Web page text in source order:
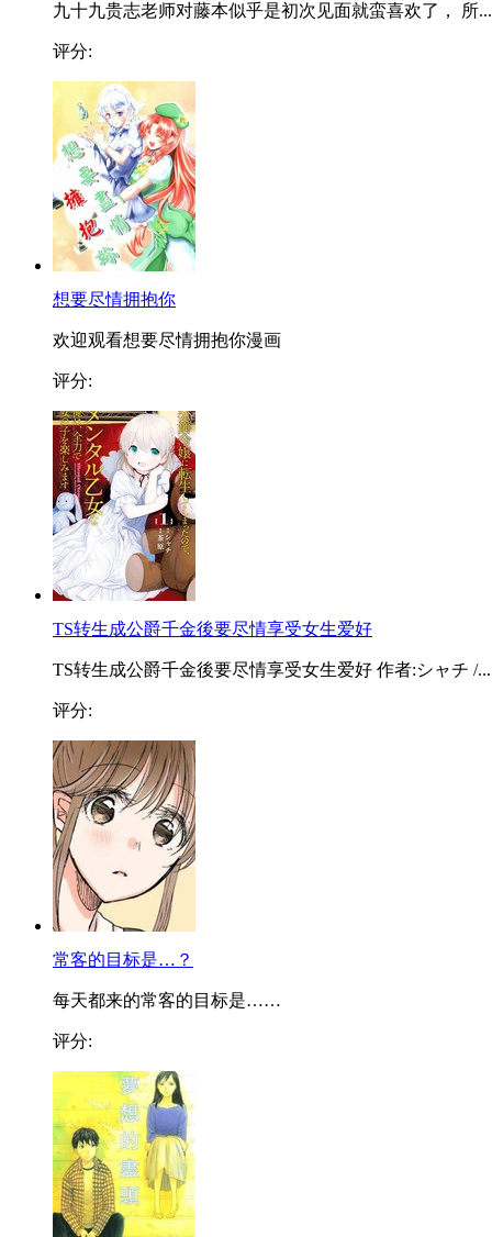
九十九贵志老师对藤本似乎是初次见面就蛮喜欢了， 所...
评分:
想要尽情拥抱你
欢迎观看想要尽情拥抱你漫画
评分:
TS转生成公爵千金後要尽情享受女生爱好
TS转生成公爵千金後要尽情享受女生爱好 作者:シャチ /...
评分:
常客的目标是…？
每天都来的常客的目标是……
评分: